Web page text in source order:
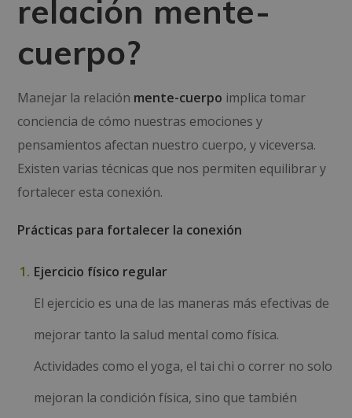
relación mente-
cuerpo?
Manejar la relación mente-cuerpo implica tomar
conciencia de cómo nuestras emociones y
pensamientos afectan nuestro cuerpo, y viceversa.
Existen varias técnicas que nos permiten equilibrar y
fortalecer esta conexión.
Prácticas para fortalecer la conexión
Ejercicio físico regular
El ejercicio es una de las maneras más efectivas de
mejorar tanto la salud mental como física.
Actividades como el yoga, el tai chi o correr no solo
mejoran la condición física, sino que también